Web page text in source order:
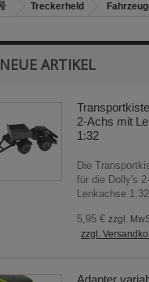
Treckerheld
NEUE ARTIKEL
2-Achs mit
1:32
Die
für die Dolly's
Lenkachse 1:32
5,95 € zzgl.
zzgl.
Adapter